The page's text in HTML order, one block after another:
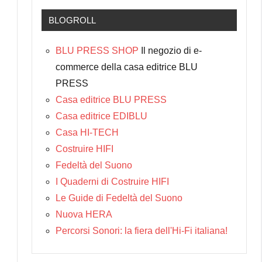
BLOGROLL
BLU PRESS SHOP Il negozio di e-
commerce della casa editrice BLU
PRESS
Casa editrice BLU PRESS
Casa editrice EDIBLU
Casa HI-TECH
Costruire HIFI
Fedeltà del Suono
I Quaderni di Costruire HIFI
Le Guide di Fedeltà del Suono
Nuova HERA
Percorsi Sonori: la fiera dell'Hi-Fi italiana!